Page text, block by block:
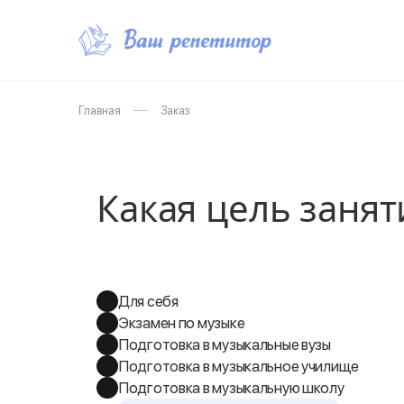
Главная Заказ
Какая цель
Для себя
Экзамен по музыке
Подготовка в музыкальные вузы
Подготовка в музыкальное училище
Подготовка в музыкальную школу